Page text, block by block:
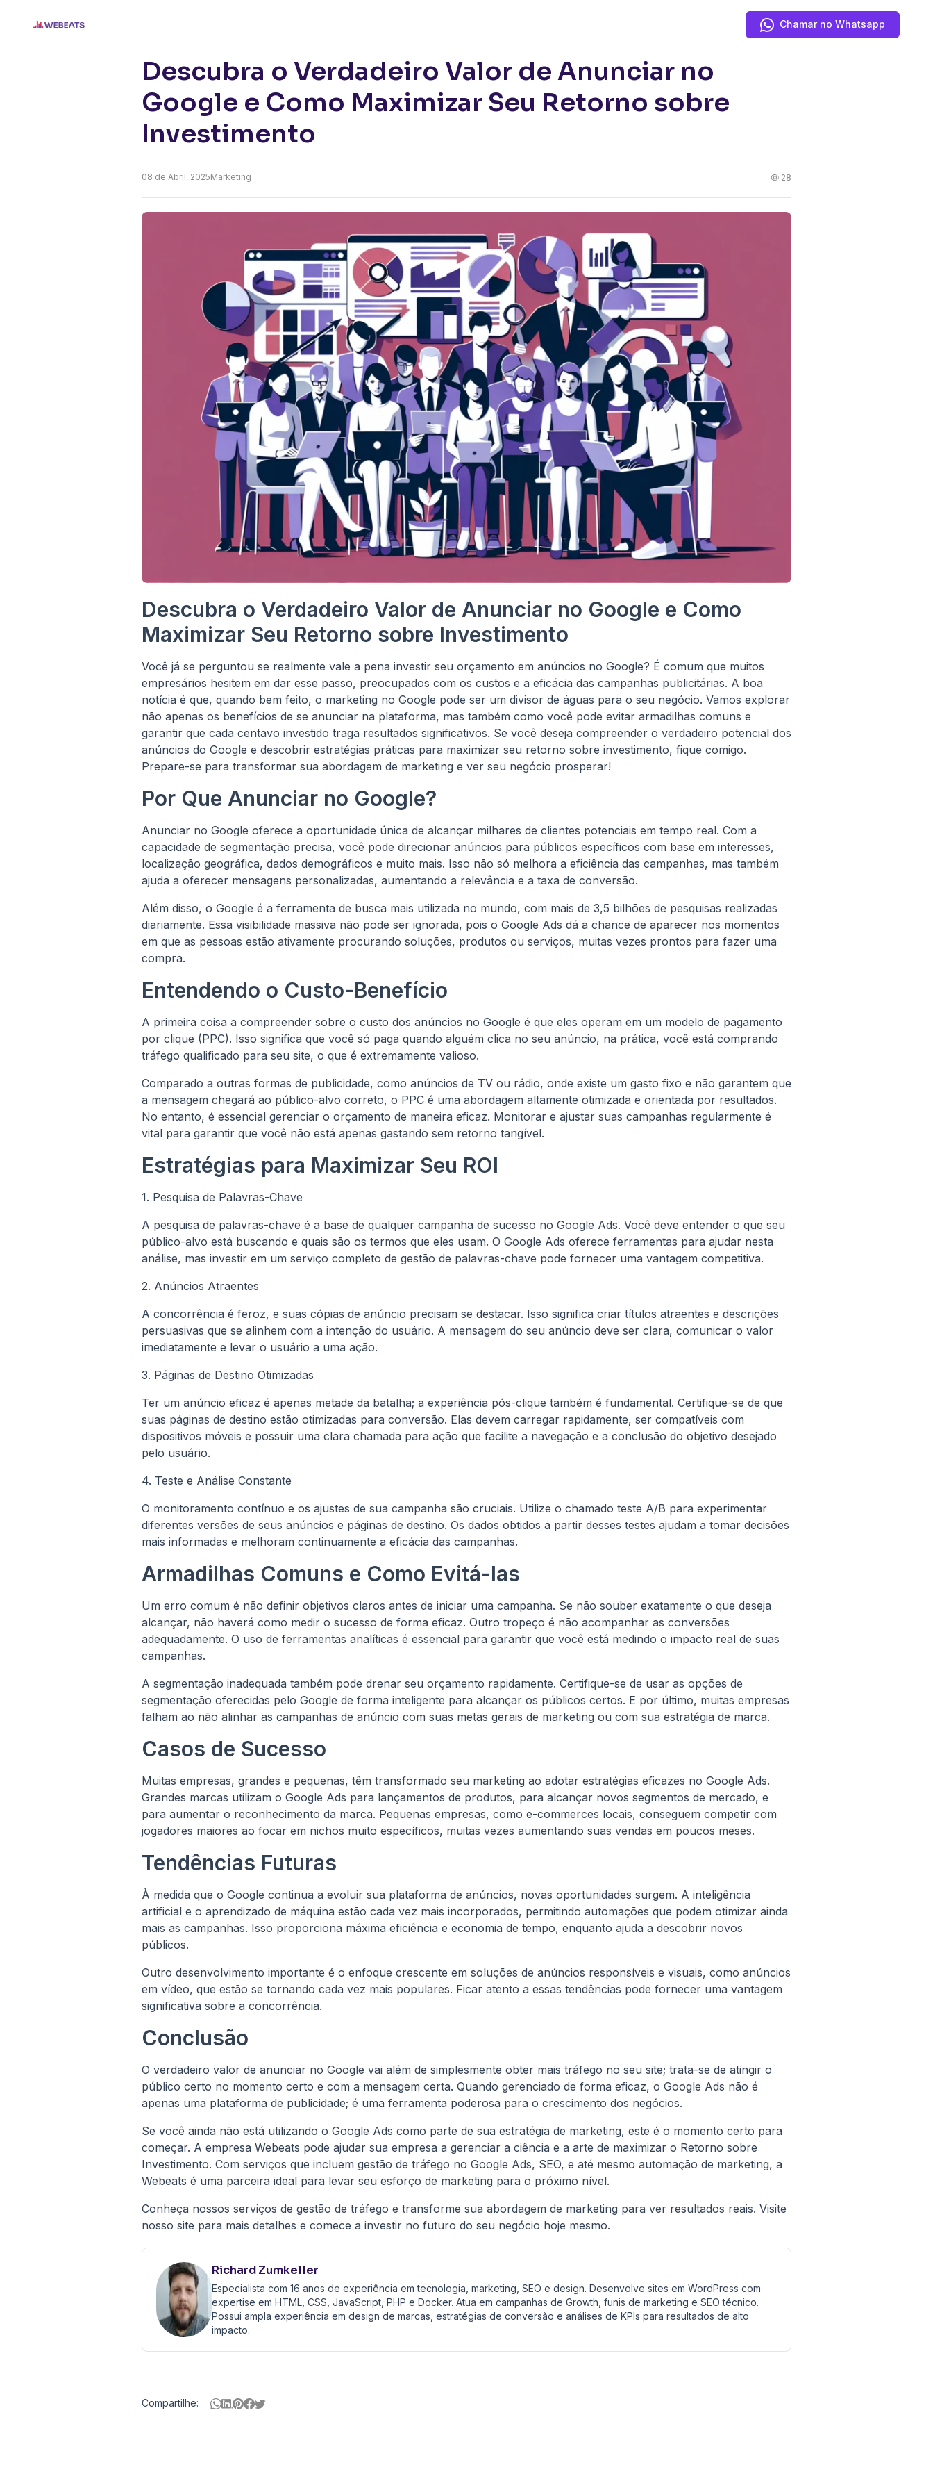
Chamar no Whatsapp
Descubra o Verdadeiro Valor de Anunciar no
Google e Como Maximizar Seu Retorno sobre
Investimento
08 de Abril, 2025Marketing 28
Descubra o Verdadeiro Valor de Anunciar no Google e Como
Maximizar Seu Retorno sobre Investimento
Você já se perguntou se realmente vale a pena investir seu orçamento em anúncios no Google? É comum que muitos
empresários hesitem em dar esse passo, preocupados com os custos e a eficácia das campanhas publicitárias. A boa
notícia é que, quando bem feito, o marketing no Google pode ser um divisor de águas para o seu negócio. Vamos explorar
não apenas os benefícios de se anunciar na plataforma, mas também como você pode evitar armadilhas comuns e
garantir que cada centavo investido traga resultados significativos. Se você deseja compreender o verdadeiro potencial dos
anúncios do Google e descobrir estratégias práticas para maximizar seu retorno sobre investimento, fique comigo.
Prepare-se para transformar sua abordagem de marketing e ver seu negócio prosperar!
Por Que Anunciar no Google?
Anunciar no Google oferece a oportunidade única de alcançar milhares de clientes potenciais em tempo real. Com a
capacidade de segmentação precisa, você pode direcionar anúncios para públicos específicos com base em interesses,
localização geográfica, dados demográficos e muito mais. Isso não só melhora a eficiência das campanhas, mas também
ajuda a oferecer mensagens personalizadas, aumentando a relevância e a taxa de conversão.
Além disso, o Google é a ferramenta de busca mais utilizada no mundo, com mais de 3,5 bilhões de pesquisas realizadas
diariamente. Essa visibilidade massiva não pode ser ignorada, pois o Google Ads dá a chance de aparecer nos momentos
em que as pessoas estão ativamente procurando soluções, produtos ou serviços, muitas vezes prontos para fazer uma
compra.
Entendendo o Custo-Benefício
A primeira coisa a compreender sobre o custo dos anúncios no Google é que eles operam em um modelo de pagamento
por clique (PPC). Isso significa que você só paga quando alguém clica no seu anúncio, na prática, você está comprando
tráfego qualificado para seu site, o que é extremamente valioso.
Comparado a outras formas de publicidade, como anúncios de TV ou rádio, onde existe um gasto fixo e não garantem que
a mensagem chegará ao público-alvo correto, o PPC é uma abordagem altamente otimizada e orientada por resultados.
No entanto, é essencial gerenciar o orçamento de maneira eficaz. Monitorar e ajustar suas campanhas regularmente é
vital para garantir que você não está apenas gastando sem retorno tangível.
Estratégias para Maximizar Seu ROI
1. Pesquisa de Palavras-Chave
A pesquisa de palavras-chave é a base de qualquer campanha de sucesso no Google Ads. Você deve entender o que seu
público-alvo está buscando e quais são os termos que eles usam. O Google Ads oferece ferramentas para ajudar nesta
análise, mas investir em um serviço completo de gestão de palavras-chave pode fornecer uma vantagem competitiva.
2. Anúncios Atraentes
A concorrência é feroz, e suas cópias de anúncio precisam se destacar. Isso significa criar títulos atraentes e descrições
persuasivas que se alinhem com a intenção do usuário. A mensagem do seu anúncio deve ser clara, comunicar o valor
imediatamente e levar o usuário a uma ação.
3. Páginas de Destino Otimizadas
Ter um anúncio eficaz é apenas metade da batalha; a experiência pós-clique também é fundamental. Certifique-se de que
suas páginas de destino estão otimizadas para conversão. Elas devem carregar rapidamente, ser compatíveis com
dispositivos móveis e possuir uma clara chamada para ação que facilite a navegação e a conclusão do objetivo desejado
pelo usuário.
4. Teste e Análise Constante
O monitoramento contínuo e os ajustes de sua campanha são cruciais. Utilize o chamado teste A/B para experimentar
diferentes versões de seus anúncios e páginas de destino. Os dados obtidos a partir desses testes ajudam a tomar decisões
mais informadas e melhoram continuamente a eficácia das campanhas.
Armadilhas Comuns e Como Evitá-las
Um erro comum é não definir objetivos claros antes de iniciar uma campanha. Se não souber exatamente o que deseja
alcançar, não haverá como medir o sucesso de forma eficaz. Outro tropeço é não acompanhar as conversões
adequadamente. O uso de ferramentas analíticas é essencial para garantir que você está medindo o impacto real de suas
campanhas.
A segmentação inadequada também pode drenar seu orçamento rapidamente. Certifique-se de usar as opções de
segmentação oferecidas pelo Google de forma inteligente para alcançar os públicos certos. E por último, muitas empresas
falham ao não alinhar as campanhas de anúncio com suas metas gerais de marketing ou com sua estratégia de marca.
Casos de Sucesso
Muitas empresas, grandes e pequenas, têm transformado seu marketing ao adotar estratégias eficazes no Google Ads.
Grandes marcas utilizam o Google Ads para lançamentos de produtos, para alcançar novos segmentos de mercado, e
para aumentar o reconhecimento da marca. Pequenas empresas, como e-commerces locais, conseguem competir com
jogadores maiores ao focar em nichos muito específicos, muitas vezes aumentando suas vendas em poucos meses.
Tendências Futuras
À medida que o Google continua a evoluir sua plataforma de anúncios, novas oportunidades surgem. A inteligência
artificial e o aprendizado de máquina estão cada vez mais incorporados, permitindo automações que podem otimizar ainda
mais as campanhas. Isso proporciona máxima eficiência e economia de tempo, enquanto ajuda a descobrir novos
públicos.
Outro desenvolvimento importante é o enfoque crescente em soluções de anúncios responsíveis e visuais, como anúncios
em vídeo, que estão se tornando cada vez mais populares. Ficar atento a essas tendências pode fornecer uma vantagem
significativa sobre a concorrência.
Conclusão
O verdadeiro valor de anunciar no Google vai além de simplesmente obter mais tráfego no seu site; trata-se de atingir o
público certo no momento certo e com a mensagem certa. Quando gerenciado de forma eficaz, o Google Ads não é
apenas uma plataforma de publicidade; é uma ferramenta poderosa para o crescimento dos negócios.
Se você ainda não está utilizando o Google Ads como parte de sua estratégia de marketing, este é o momento certo para
começar. A empresa Webeats pode ajudar sua empresa a gerenciar a ciência e a arte de maximizar o Retorno sobre
Investimento. Com serviços que incluem gestão de tráfego no Google Ads, SEO, e até mesmo automação de marketing, a
Webeats é uma parceira ideal para levar seu esforço de marketing para o próximo nível.
Conheça nossos serviços de gestão de tráfego e transforme sua abordagem de marketing para ver resultados reais. Visite
nosso site para mais detalhes e comece a investir no futuro do seu negócio hoje mesmo.
Richard Zumkeller
Especialista com 16 anos de experiência em tecnologia, marketing, SEO e design. Desenvolve sites em WordPress com
expertise em HTML, CSS, JavaScript, PHP e Docker. Atua em campanhas de Growth, funis de marketing e SEO técnico.
Possui ampla experiência em design de marcas, estratégias de conversão e análises de KPIs para resultados de alto
impacto.
Compartilhe: